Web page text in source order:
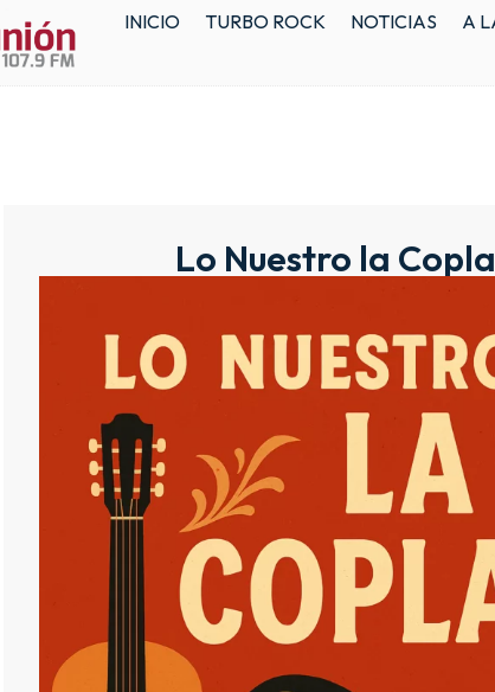
INICIO TURBO ROCK NOTICIAS A
Lo Nuestro la